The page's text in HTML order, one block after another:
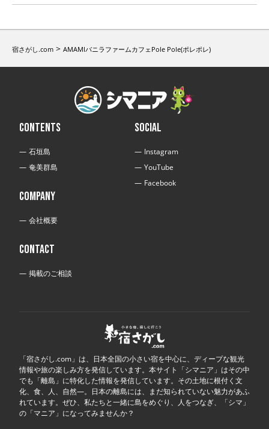
宿さがし.com > AMAMIバニラファームカフェPole Pole(ポレポレ)
CONTENTS
石垣島
奄美群島
COMPANY
会社概要
CONTACT
掲載のご相談
SOCIAL
Instagram
YouTube
Facebook
「宿さがし.com」は、日本全国の小さい宿を中心に、ディープな観光
情報や旅の楽しみ方を発信しています。本サイト「シマニア」はその中
でも「離島」に特化した情報を発信しています。その土地に根付く文
化、食、人、自然―。日本の離島には、まだ知られていない魅力があふ
れています。ぜひ、私たちと一緒に島をめぐり、人をつなぎ、「シマ」
の「マニア」になってみませんか？